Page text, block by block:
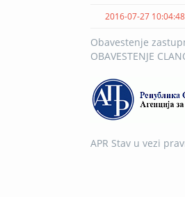
2016-07-27 10:04:48
Obavestenje
OBAVESTENJE
APR Stav u vezi